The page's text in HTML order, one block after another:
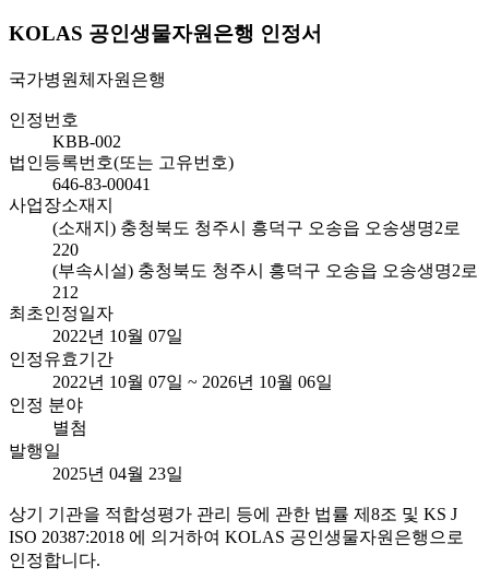
KOLAS 공인생물자원은행 인정서
국가병원체자원은행
인정번호
KBB-002
법인등록번호(또는 고유번호)
646-83-00041
사업장소재지
(소재지) 충청북도 청주시 흥덕구 오송읍 오송생명2로
220
(부속시설) 충청북도 청주시 흥덕구 오송읍 오송생명2로
212
최초인정일자
2022년 10월 07일
인정유효기간
2022년 10월 07일 ~ 2026년 10월 06일
인정 분야
별첨
발행일
2025년 04월 23일
상기 기관을 적합성평가 관리 등에 관한 법률 제8조 및 KS J
ISO 20387:2018 에 의거하여 KOLAS 공인생물자원은행으로
인정합니다.